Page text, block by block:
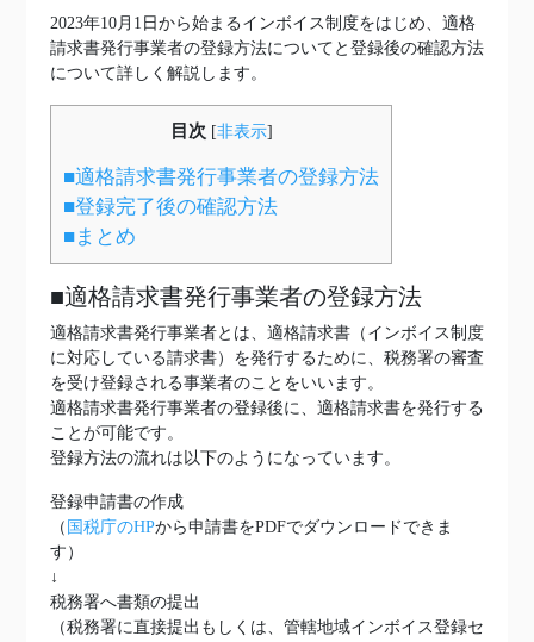
2023年10月1日から始まるインボイス制度をはじめ、適格
請求書発行事業者の登録方法についてと登録後の確認方法
について詳しく解説します。
目次 [非表示]
■適格請求書発行事業者の登録方法
■登録完了後の確認方法
■まとめ
■適格請求書発行事業者の登録方法
適格請求書発行事業者とは、適格請求書（インボイス制度
に対応している請求書）を発行するために、税務署の審査
を受け登録される事業者のことをいいます。
適格請求書発行事業者の登録後に、適格請求書を発行する
ことが可能です。
登録方法の流れは以下のようになっています。
登録申請書の作成
（ 国税庁のHPから申請書をPDFでダウンロードできま
す）
↓
税務署へ書類の提出
（税務署に直接提出もしくは、管轄地域インボイス登録セ